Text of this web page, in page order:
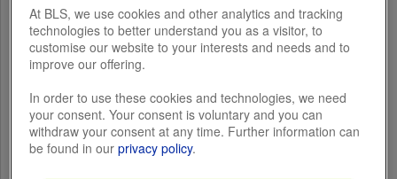
Häufige Fragen
Kontakt
BLS AG
Autoverlad
Freiburgstrasse 130
At BLS, we use cookies and other analytics and tracking
technologies to better understand you as a visitor, to
customise our website to your interests and needs and to
improve our offering.
In order to use these cookies and technologies, we need
your consent. Your consent is voluntary and you can
withdraw your consent at any time. Further information can
be found in ourprivacy policy.